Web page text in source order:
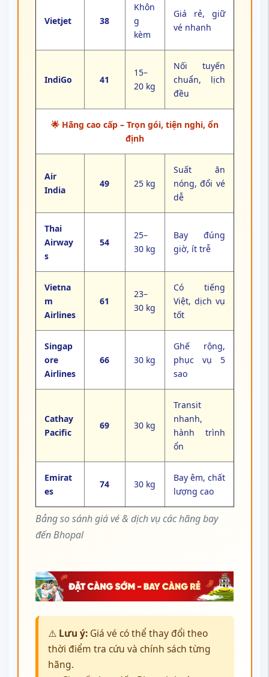
Bảng so sánh giá vé & dịch vụ các hãng bay
đến Bhopal
Vietjet 38
Khôn
g
kèm
Giá rẻ, giữ
vé nhanh
IndiGo 41
15–
20 kg
Nối tuyến
chuẩn, lịch
đều
🌟 Hãng cao cấp – Trọn gói, tiện nghi, ổn
định
Air
India
49 25 kg
Suất ăn
nóng, đổi vé
dễ
Thai
Airway
s
54
25–
30 kg
Bay đúng
giờ, ít trễ
Vietna
m
Airlines
61
23–
30 kg
Có tiếng
Việt, dịch vụ
tốt
Singap
ore
Airlines
66 30 kg
Ghế rộng,
phục vụ 5
sao
Cathay
Pacific
69 30 kg
Transit
nhanh,
hành trình
ổn
Emirat
es
74 30 kg
Bay êm, chất
lượng cao
⚠️ Lưu ý:Giá vé có thể thay đổi theo
thời điểm tra cứu và chính sách từng
hãng.